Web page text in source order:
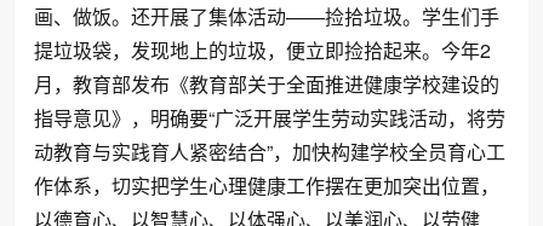
画、做饭。还开展了集体活动——捡拾垃圾。学生们手
提垃圾袋，发现地上的垃圾，便立即捡拾起来。今年2
月，教育部发布《教育部关于全面推进健康学校建设的
指导意见》，明确要“广泛开展学生劳动实践活动，将劳
动教育与实践育人紧密结合”，加快构建学校全员育心工
作体系，切实把学生心理健康工作摆在更加突出位置，
以德育心、以智慧心、以体强心、以美润心、以劳健